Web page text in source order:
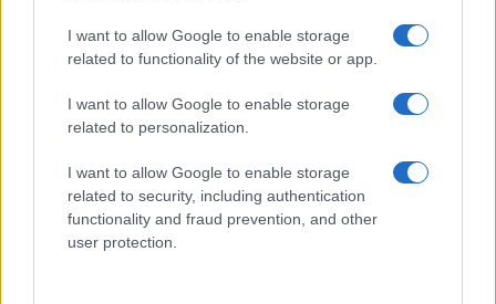
I want to allow Google to enable storage
related to functionality of the website or app.
I want to allow Google to enable storage
related to personalization.
I want to allow Google to enable storage
related to security, including authentication
functionality and fraud prevention, and other
user protection.
Cookie Policy
Frasi suddivise per tema
Indice degli autori
Aforismi .meglio.it è l'archivio web dedicato a frasi,
aforismi e citazioni più grande del web (137.847 frasi in
database) • ©2005-2025 • La riproduzione dei testi è